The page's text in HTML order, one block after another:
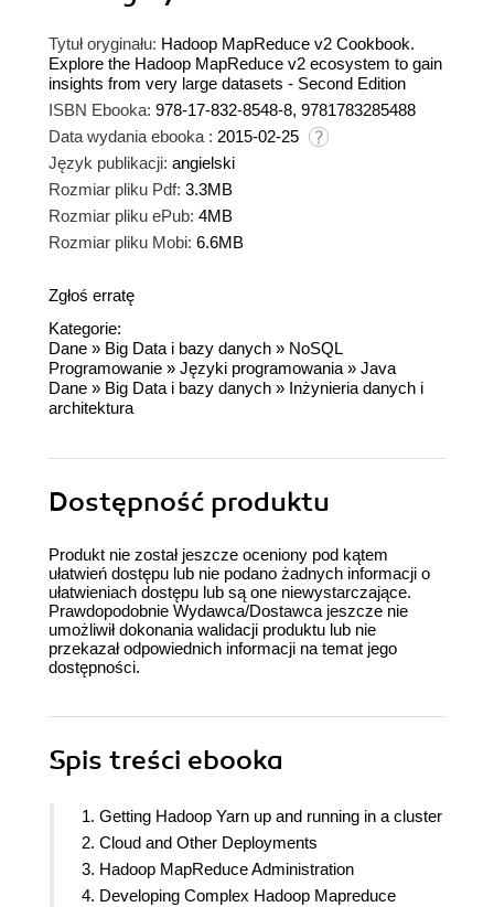
Tytuł oryginału: Hadoop MapReduce v2 Cookbook.
Explore the Hadoop MapReduce v2 ecosystem to gain
insights from very large datasets - Second Edition
ISBN Ebooka: 978-17-832-8548-8, 9781783285488
Data wydania ebooka : 2015-02-25
Język publikacji: angielski
Rozmiar pliku Pdf: 3.3MB
Rozmiar pliku ePub: 4MB
Rozmiar pliku Mobi: 6.6MB
Zgłoś erratę
Kategorie:
Dane » Big Data i bazy danych » NoSQL
Programowanie » Języki programowania » Java
Dane » Big Data i bazy danych » Inżynieria danych i
architektura
Dostępność produktu
Produkt nie został jeszcze oceniony pod kątem
ułatwień dostępu lub nie podano żadnych informacji o
ułatwieniach dostępu lub są one niewystarczające.
Prawdopodobnie Wydawca/Dostawca jeszcze nie
umożliwił dokonania walidacji produktu lub nie
przekazał odpowiednich informacji na temat jego
dostępności.
Spis treści ebooka
1. Getting Hadoop Yarn up and running in a cluster
2. Cloud and Other Deployments
3. Hadoop MapReduce Administration
4. Developing Complex Hadoop Mapreduce